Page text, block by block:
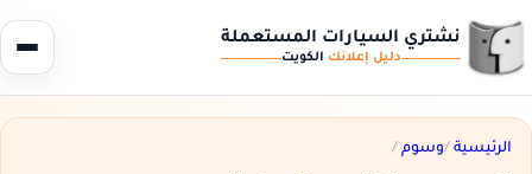
نشتري السيارات المستعملة
دليل إعلانك الكويت
الرئيسية /وسوم /